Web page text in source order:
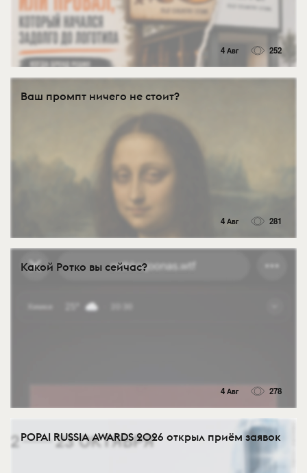
4 Авг 252
Ваш промпт ничего не стоит?
4 Авг 281
Какой Ротко вы сейчас?
4 Авг 278
POPAI RUSSIA AWARDS 2026 открыл приём заявок